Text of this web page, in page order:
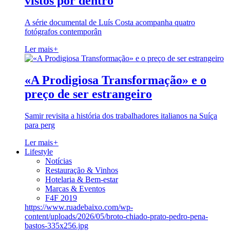
A série documental de Luís Costa acompanha quatro
fotógrafos contemporân
Ler mais+
«A Prodigiosa Transformação» e o
preço de ser estrangeiro
Samir revisita a história dos trabalhadores italianos na Suíça
para perg
Ler mais+
Lifestyle
Notícias
Restauração & Vinhos
Hotelaria & Bem-estar
Marcas & Eventos
F4F 2019
https://www.ruadebaixo.com/wp-
content/uploads/2026/05/broto-chiado-prato-pedro-pena-
bastos-335x256.jpg